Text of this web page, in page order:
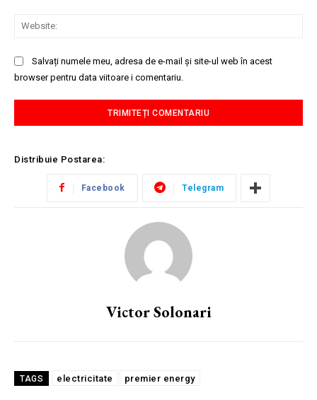
Salvați numele meu, adresa de e-mail și site-ul web în acest
browser pentru data viitoare i comentariu.
Distribuie Postarea:
Facebook Telegram
Victor Solonari
TAGS electricitate premier energy